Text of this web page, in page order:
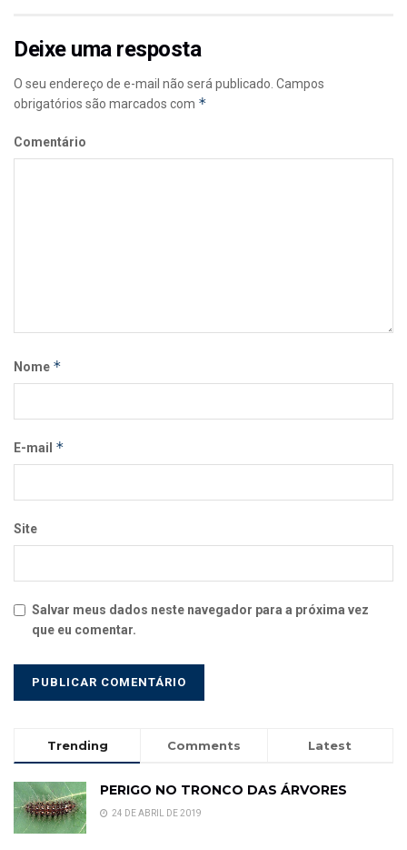
Deixe uma resposta
O seu endereço de e-mail não será publicado. Campos
obrigatórios são marcados com *
Comentário
Nome *
E-mail *
Site
Salvar meus dados neste navegador para a próxima vez
que eu comentar.
Trending Comments Latest
PERIGO NO TRONCO DAS ÁRVORES
24 DE ABRIL DE 2019